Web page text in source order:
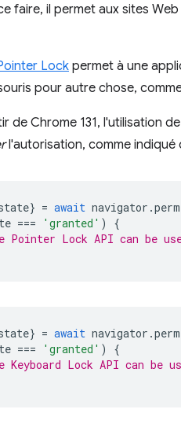
faire, il permet aux sites
Lock permet à une
pour autre chose,
de Chrome 131, l'utilisation
l'autorisation, comme indiqué
} = await navigator .
=== 'granted' )
{
Pointer Lock API can be
} = await navigator .
=== 'granted' )
{
Keyboard Lock API can be